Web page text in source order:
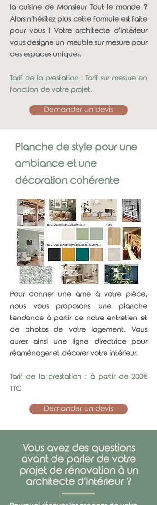
la cuisine de Monsieur Tout le monde ?
Alors n'hésitez plus cette formule est faite
pour vous ! Votre architecte d'intérieur
vous designe un meuble sur mesure pour
des espaces uniques.
Tarif de la prestation : Tarif sur mesure en
fonction de votre projet.
Demander un devis
Planche de style pour une
ambiance et une
décoration cohérente
Pour donner une âme à votre pièce,
nous vous proposons une planche
tendance à partir de notre entretien et
de photos de votre logement. Vous
aurez ainsi une ligne directrice pour
réaménager et décorer votre intérieur.
Tarif de la prestation : à partir de 200€
TTC
Demander un devis
Vous avez des questions
avant de parler de votre
projet de rénovation à un
architecte d'intérieur ?